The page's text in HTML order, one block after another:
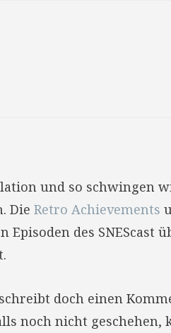
und so schwingen
Die Retro Achievements
des SNEScast
doch einen
noch nicht